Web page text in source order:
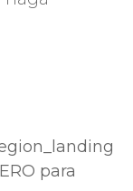
para